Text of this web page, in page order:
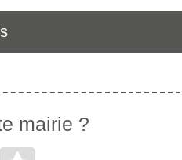
mairie ?